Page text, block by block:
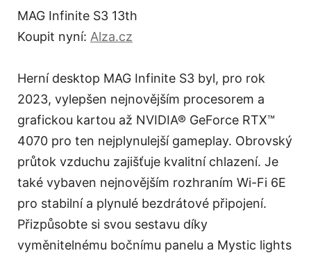
MAG Infinite S3 13th
Koupit nyní: Alza.cz
Herní desktop MAG Infinite S3 byl, pro rok
2023, vylepšen nejnovějším procesorem a
grafickou kartou až NVIDIA® GeForce RTX™
4070 pro ten nejplynulejší gameplay. Obrovský
průtok vzduchu zajišťuje kvalitní chlazení. Je
také vybaven nejnovějším rozhraním Wi-Fi 6E
pro stabilní a plynulé bezdrátové připojení.
Přizpůsobte si svou sestavu díky
vyměnitelnému bočnímu panelu a Mystic lights